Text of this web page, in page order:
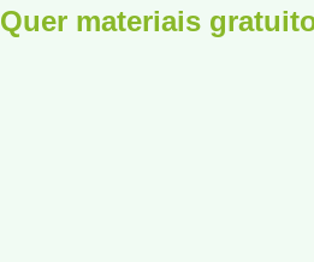
Quer materiais